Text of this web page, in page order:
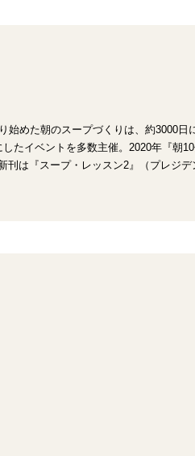
始めた朝のスープづくりは、約3000日
たイベントを多数主催。2020年『朝
は『スープ・レッスン2』（プレジデ